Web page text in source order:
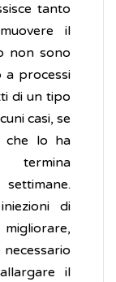
tanto
il
non sono
a processi
di un tipo
casi, se
che lo ha
di
il